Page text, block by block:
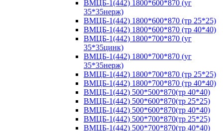
ВМЦБ-1(442) 1800*600*870 (уг
35*35нерж)
ВМЦБ-1(442) 1800*600*870 (тр 25*25)
ВМЦБ-1(442) 1800*600*870 (тр 40*40)
ВМЦБ-1(442) 1800*700*870 (уг
35*35цинк)
ВМЦБ-1(442) 1800*700*870 (уг
35*35нерж)
ВМЦБ-1(442) 1800*700*870 (тр 25*25)
ВМЦБ-1(442) 1800*700*870 (тр 40*40)
ВМЦБ-1(442) 500*500*870(тр 40*40)
ВМЦБ-1(442) 500*600*870(тр 25*25)
ВМЦБ-1(442) 500*600*870(тр 40*40)
ВМЦБ-1(442) 500*700*870(тр 25*25)
ВМЦБ-1(442) 500*700*870(тр 40*40)